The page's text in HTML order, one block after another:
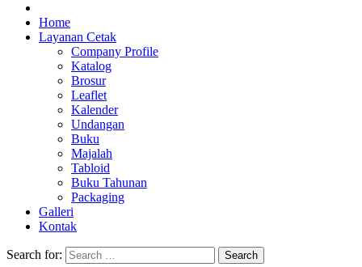
Jasa Cetak Online DMG Printing
Home
Layanan Cetak
Company Profile
Katalog
Brosur
Leaflet
Kalender
Undangan
Buku
Majalah
Tabloid
Buku Tahunan
Packaging
Galleri
Kontak
Search for: